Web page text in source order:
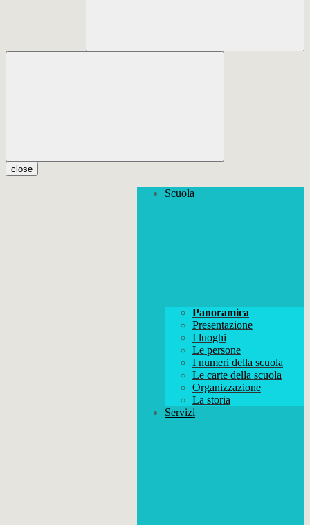
close
Scuola
Panoramica
Presentazione
I luoghi
Le persone
I numeri della scuola
Le carte della scuola
Organizzazione
La storia
Servizi